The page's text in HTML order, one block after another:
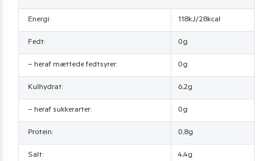
Energi: 118kJ/28kcal
Fedt: 0g
– heraf mættede fedtsyrer: 0g
Kulhydrat: 6,2g
– heraf sukkerarter: 0g
Protein: 0,8g
Salt: 4,4g